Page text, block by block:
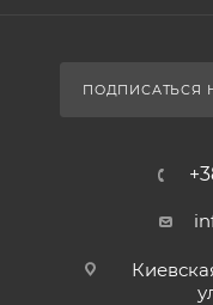
ПОДПИСАТЬСЯ